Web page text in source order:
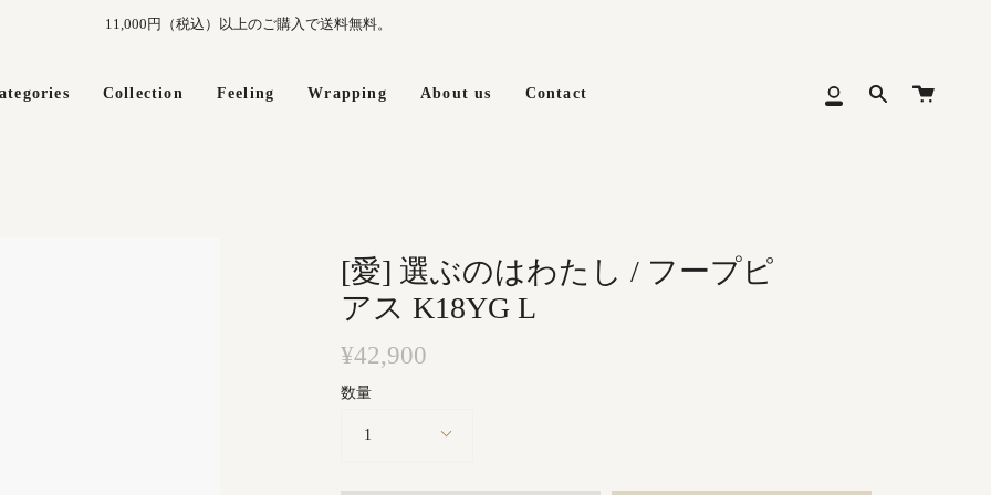
11,000円（税込）以上のご購入で送料無料。
Collection Feeling Wrapping About us Contact
マ
Search
カ
[愛] 選ぶのはわたし / フープピ
アス K18YG L
¥42,900
数量
1